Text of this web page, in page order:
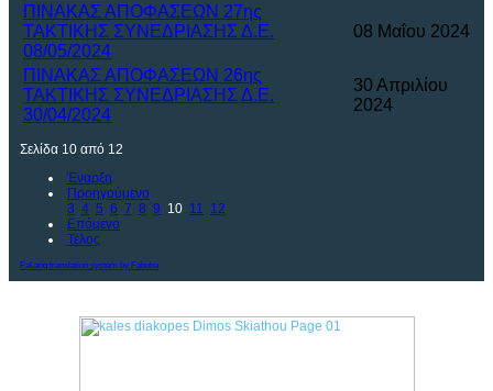
ΠΙΝΑΚΑΣ ΑΠΟΦΑΣΕΩΝ 27ης
ΤΑΚΤΙΚΗΣ ΣΥΝΕΔΡΙΑΣΗΣ Δ.Ε.
08/05/2024
08 Μαΐου 2024
ΠΙΝΑΚΑΣ ΑΠΟΦΑΣΕΩΝ 26ης
ΤΑΚΤΙΚΗΣ ΣΥΝΕΔΡΙΑΣΗΣ Δ.Ε.
30/04/2024
30 Απριλίου
2024
Σελίδα 10 από 12
Έναρξη
Προηγούμενο
3 4 5 6 7 8 9 10 11
12
Επόμενο
Τέλος
FaLang translation system by Faboba